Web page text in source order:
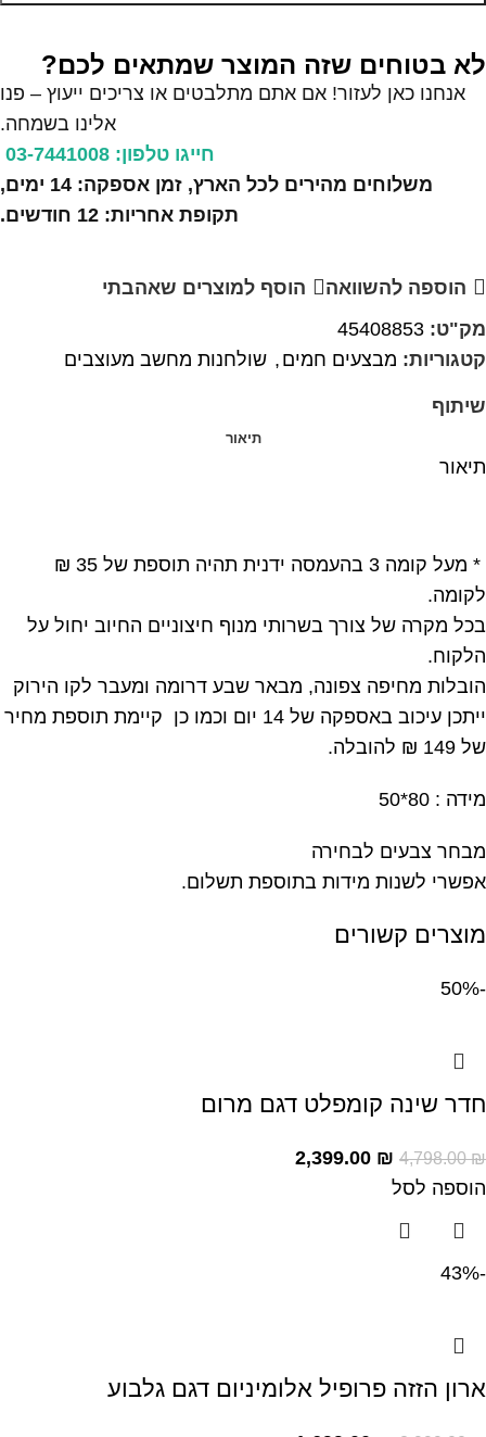
לא בטוחים שזה המוצר שמתאים לכם?
אנחנו כאן לעזור! אם אתם מתלבטים או צריכים ייעוץ – פנו
אלינו בשמחה.
חייגו טלפון: 03-7441008
משלוחים מהירים לכל הארץ, זמן אספקה: 14 ימים,
תקופת אחריות: 12 חודשים.
הוספה להשוואה
הוסף למוצרים שאהבתי
מק"ט: 45408853
קטגוריות: מבצעים חמים , שולחנות מחשב מעוצבים
שיתוף
תיאור
תיאור
* מעל קומה 3 בהעמסה ידנית תהיה תוספת של 35 ₪
לקומה.
בכל מקרה של צורך בשרותי מנוף חיצוניים החיוב יחול על
הלקוח.
הובלות מחיפה צפונה, מבאר שבע דרומה ומעבר לקו הירוק
ייתכן עיכוב באספקה של 14 יום וכמו כן קיימת תוספת מחיר
של 149 ₪ להובלה.
מידה : 80*50
מבחר צבעים לבחירה
אפשרי לשנות מידות בתוספת תשלום.
מוצרים קשורים
-50%
חדר שינה קומפלט דגם מרום
4,798.00₪
2,399.00 ₪
הוספה לסל
-43%
ארון הזזה פרופיל אלומיניום דגם גלבוע